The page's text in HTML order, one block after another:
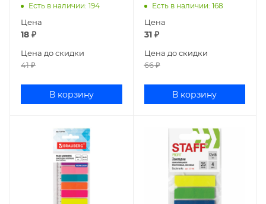
Attomex 2011703
Есть в наличии: 194
Цена
18 ₽
Цена до скидки
41₽
В корзину
deVENTE 2011301
Есть в наличии: 168
Цена
31₽
Цена до скидки
66₽
В корзину